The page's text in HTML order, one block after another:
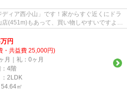
ィア西小山」です！家からすぐ近くにドラ
(451m)もあって、買い物しやすいですよ！
万円
・共益費 25,000円)
月｜礼：0ヶ月
：4階
：2LDK
㎡